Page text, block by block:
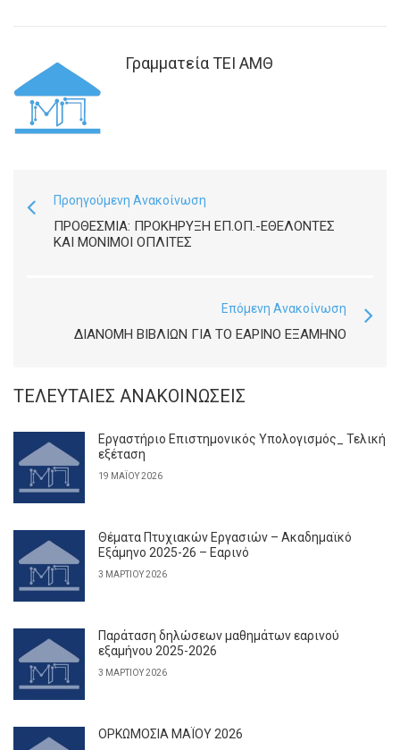
Γραμματεία ΤΕΙ ΑΜΘ
Προηγούμενη Ανακοίνωση
ΠΡΟΘΕΣΜΙΑ: ΠΡΟΚΗΡΥΞΗ ΕΠ.ΟΠ.-ΕΘΕΛΟΝΤΕΣ
ΚΑΙ ΜΟΝΙΜΟΙ ΟΠΛΙΤΕΣ
Επόμενη Ανακοίνωση
ΔΙΑΝΟΜΗ ΒΙΒΛΙΩΝ ΓΙΑ ΤΟ ΕΑΡΙΝΟ ΕΞΑΜΗΝΟ
ΤΕΛΕΥΤΑΊΕΣ ΑΝΑΚΟΙΝΏΣΕΙΣ
Εργαστήριο Επιστημονικός Υπολογισμός_ Τελική
εξέταση
19 ΜΑΪ́ΟΥ 2026
Θέματα Πτυχιακών Εργασιών – Ακαδημαϊκό
Εξάμηνο 2025-26 – Εαρινό
3 ΜΑΡΤΊΟΥ 2026
Παράταση δηλώσεων μαθημάτων εαρινού
εξαμήνου 2025-2026
3 ΜΑΡΤΊΟΥ 2026
ΟΡΚΩΜΟΣΙΑ ΜΑΪΟΥ 2026